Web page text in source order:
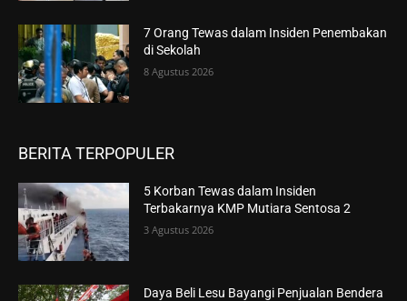
7 Orang Tewas dalam Insiden Penembakan
di Sekolah
8 Agustus 2026
BERITA TERPOPULER
5 Korban Tewas dalam Insiden
Terbakarnya KMP Mutiara Sentosa 2
3 Agustus 2026
Daya Beli Lesu Bayangi Penjualan Bendera